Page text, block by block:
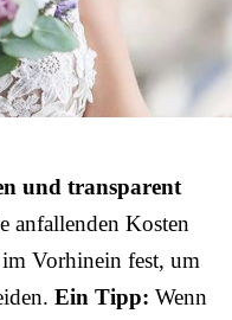
und transparent
anfallenden Kosten
Vorhinein fest, um
Ein Tipp: Wenn